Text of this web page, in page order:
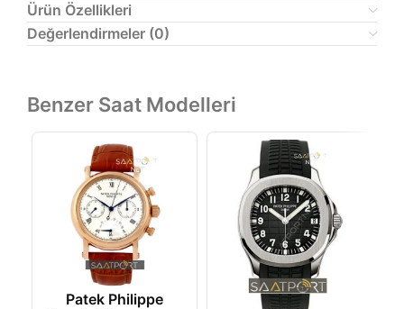
Ürün Özellikleri
Değerlendirmeler (0)
Benzer Saat Modelleri
Patek Philippe